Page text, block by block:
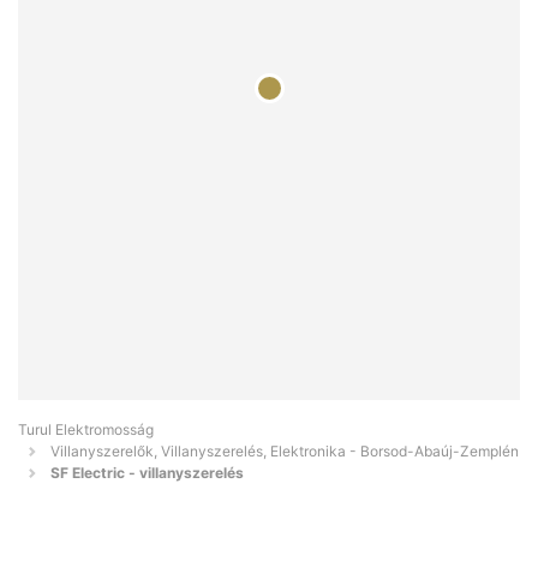
Turul Elektromosság
Villanyszerelők, Villanyszerelés, Elektronika - Borsod-Abaúj-Zemplén
SF Electric - villanyszerelés